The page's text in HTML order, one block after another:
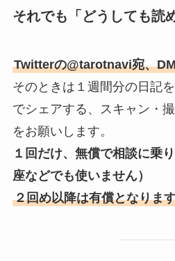
それでも「どうしても読
Twitterの@tarotnavi宛、
そのときは１週間分の日記
でシェアする、スキャン・
をお願いします。
１回だけ、無償で相談に乗
座などでも使いません）
２回め以降は有償となりま